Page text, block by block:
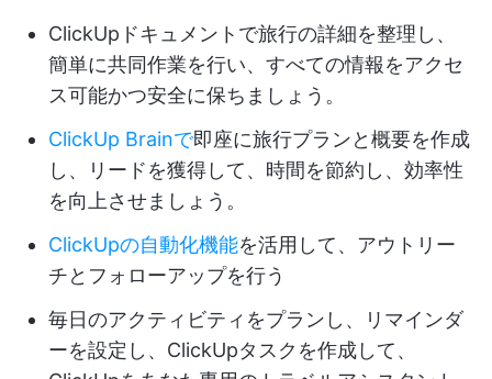
ClickUpドキュメントで旅行の詳細を整理し、
簡単に共同作業を行い、すべての情報をアクセ
ス可能かつ安全に保ちましょう。
ClickUp Brainで即座に旅行プランと概要を作成
し、リードを獲得して、時間を節約し、効率性
を向上させましょう。
ClickUpの自動化機能を活用して、アウトリー
チとフォローアップを行う
毎日のアクティビティをプランし、リマインダ
ーを設定し、ClickUpタスクを作成して、